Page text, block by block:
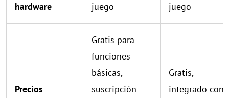
hardware
juego
juego
Precios
Gratis para
funciones
básicas,
suscripción
Gratis,
integrado con